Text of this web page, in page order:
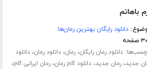
باهاتم
دانلود رایگان بهترین رمان‌ها
دانلود رمان رایگان،رمان،دانلود رمان،دانلود
جدید،رمان جدید،دانلود pdf رمان ،رمان ایرانی pdf ،